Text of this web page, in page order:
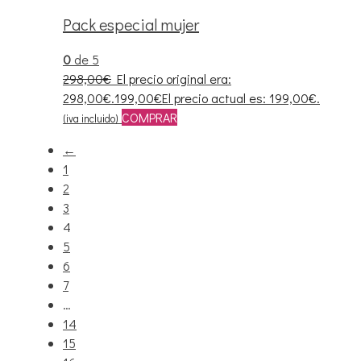
Pack especial mujer
0 de 5
298,00€ El precio original era:
298,00€.199,00€El precio actual es: 199,00€.
(iva incluido) COMPRAR
←
1
2
3
4
5
6
7
…
14
15